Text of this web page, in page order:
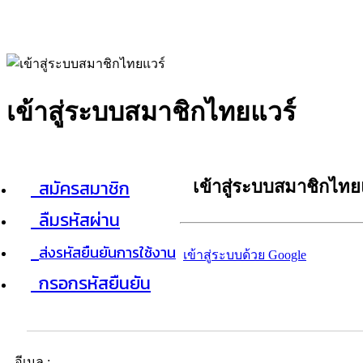
เข้าสู่ระบบสมาชิกไทยแวร์
สมัครสมาชิก
ลืมรหัสผ่าน
ส่งรหัสยืนยันการใช้งาน
กรอกรหัสยืนยัน
เข้าสู่ระบบสมาชิกไท
เข้าสู่ระบบด้วย Google